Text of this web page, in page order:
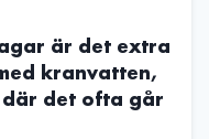
är det extra
kranvatten,
det ofta går